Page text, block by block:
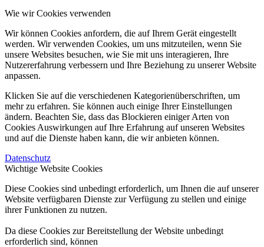
Wie wir Cookies verwenden
Wir können Cookies anfordern, die auf Ihrem Gerät eingestellt
werden. Wir verwenden Cookies, um uns mitzuteilen, wenn Sie
unsere Websites besuchen, wie Sie mit uns interagieren, Ihre
Nutzererfahrung verbessern und Ihre Beziehung zu unserer Website
anpassen.
Klicken Sie auf die verschiedenen Kategorienüberschriften, um
mehr zu erfahren. Sie können auch einige Ihrer Einstellungen
ändern. Beachten Sie, dass das Blockieren einiger Arten von
Cookies Auswirkungen auf Ihre Erfahrung auf unseren Websites
und auf die Dienste haben kann, die wir anbieten können.
Datenschutz
Wichtige Website Cookies
Diese Cookies sind unbedingt erforderlich, um Ihnen die auf unserer
Website verfügbaren Dienste zur Verfügung zu stellen und einige
ihrer Funktionen zu nutzen.
Da diese Cookies zur Bereitstellung der Website unbedingt
erforderlich sind, können